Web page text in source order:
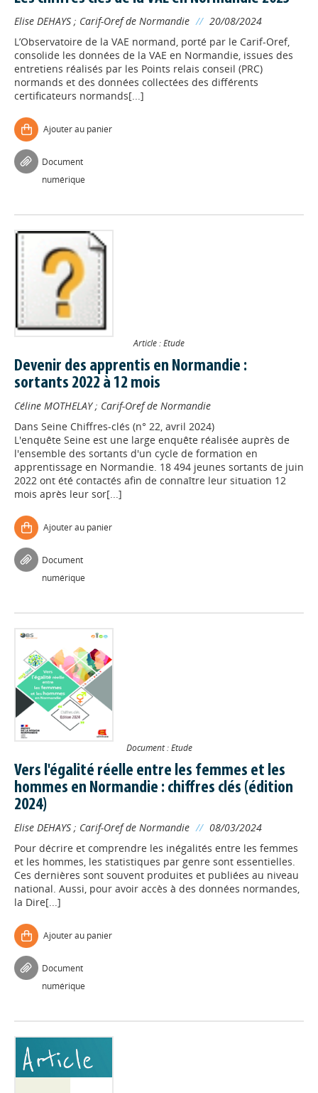
Elise DEHAYS ; Carif-Oref de Normandie // 20/08/2024
L’Observatoire de la VAE normand, porté par le Carif-Oref,
consolide les données de la VAE en Normandie, issues des
entretiens réalisés par les Points relais conseil (PRC)
normands et des données collectées des différents
certificateurs normands[...]
Ajouter au panier
Document
numérique
Article : Etude
Devenir des apprentis en Normandie :
sortants 2022 à 12 mois
Céline MOTHELAY; Carif-Oref de Normandie
Dans Seine Chiffres-clés (n° 22, avril 2024)
L'enquête Seine est une large enquête réalisée auprès de
l'ensemble des sortants d'un cycle de formation en
apprentissage en Normandie. 18 494 jeunes sortants de juin
2022 ont été contactés afin de connaître leur situation 12
mois après leur sor[...]
Ajouter au panier
Document
numérique
Document : Etude
Vers l'égalité réelle entre les femmes et les
hommes en Normandie : chiffres clés (édition
2024)
Elise DEHAYS ; Carif-Oref de Normandie // 08/03/2024
Pour décrire et comprendre les inégalités entre les femmes
et les hommes, les statistiques par genre sont essentielles.
Ces dernières sont souvent produites et publiées au niveau
national. Aussi, pour avoir accès à des données normandes,
la Dire[...]
Ajouter au panier
Document
numérique